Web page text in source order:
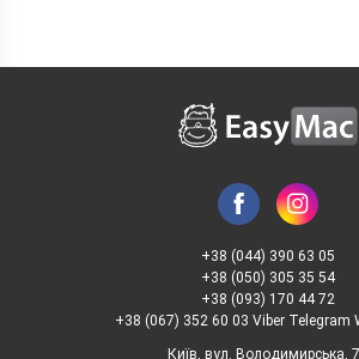
+38 (044) 390 63 05
+38 (050) 305 35 54
+38 (093) 170 44 72
+38 (067) 352 60 03 Viber Telegram
Київ, вул. Володимирська,